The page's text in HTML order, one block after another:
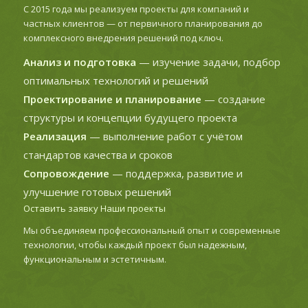
С 2015 года мы реализуем проекты для компаний и
частных клиентов — от первичного планирования до
комплексного внедрения решений под ключ.
Анализ и подготовка — изучение задачи, подбор
оптимальных технологий и решений
Проектирование и планирование — создание
структуры и концепции будущего проекта
Реализация — выполнение работ с учётом
стандартов качества и сроков
Сопровождение — поддержка, развитие и
улучшение готовых решений
Оставить заявкуНаши проекты
Мы объединяем профессиональный опыт и современные
технологии, чтобы каждый проект был надежным,
функциональным и эстетичным.